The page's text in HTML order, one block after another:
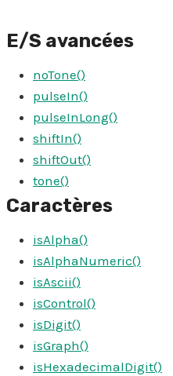
E/S avancées
noTone()
pulseIn()
pulseInLong()
shiftIn()
shiftOut()
tone()
Caractères
isAlpha()
isAlphaNumeric()
isAscii()
isControl()
isDigit()
isGraph()
isHexadecimalDigit()